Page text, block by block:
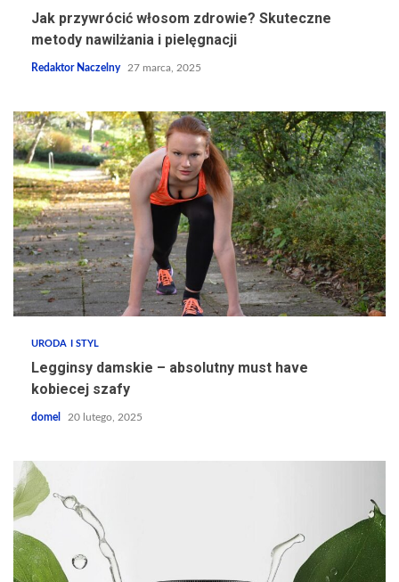
Jak przywrócić włosom zdrowie? Skuteczne
metody nawilżania i pielęgnacji
Redaktor Naczelny 27 marca, 2025
URODA I STYL
Legginsy damskie – absolutny must have
kobiecej szafy
domel 20 lutego, 2025